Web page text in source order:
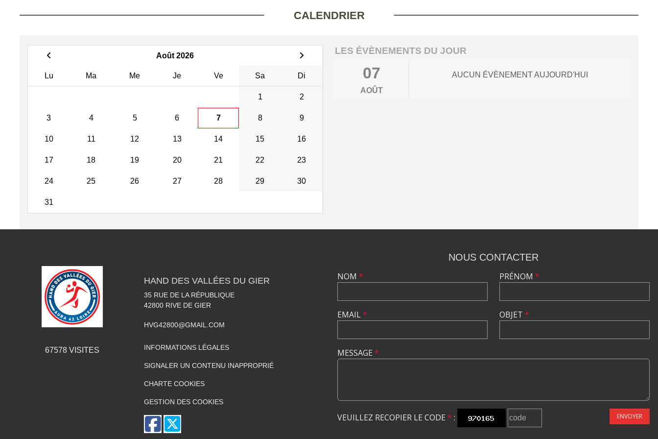
CALENDRIER
Août 2026
Lu Ma Me Je Ve Sa Di
1 2
3 4 5 6 7 8 9
10 11 12 13 14 15 16
17 18 19 20 21 22 23
24 25 26 27 28 29 30
31
LES ÉVÈNEMENTS DU JOUR
07
AOÛT
AUCUN ÉVÈNEMENT AUJOURD'HUI
67578VISITES
HAND DES VALLÉES DU GIER
35 RUE DE LA RÉPUBLIQUE
42800 RIVE DE GIER
HVG42800@GMAIL.COM
INFORMATIONS LÉGALES
SIGNALER UN CONTENU INAPPROPRIÉ
CHARTE COOKIES
GESTION DES COOKIES
NOUS CONTACTER
NOM *
EMAIL*
PRÉNOM *
OBJET *
MESSAGE *
VEUILLEZ RECOPIER LE CODE * : ENVOYER